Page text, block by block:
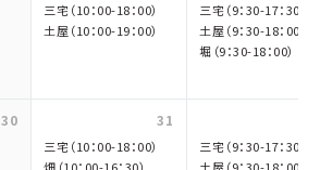
三宅（10：00-18：00）
土屋（10：00-19：00）
三宅（9：30-17：30）
土屋（9：30-18：00）
堀（9：30-18：00）
30
31
三宅（10：00-18：00）
三宅（9：30-17：30）